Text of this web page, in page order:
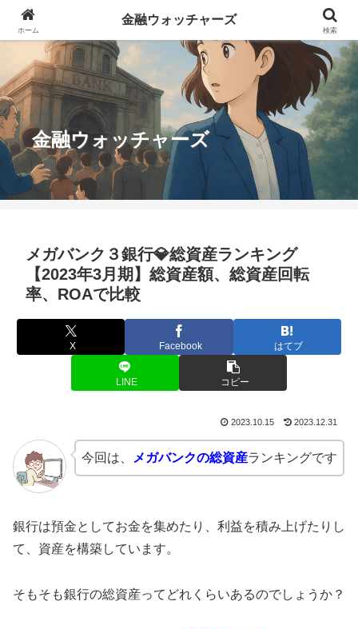
金融ウォッチャーズ
メガバンク３銀行💎総資産ランキング
【2023年3月期】総資産額、総資産回転
率、ROAで比較
X Facebook はてブ
LINE コピー
2023.10.15 2023.12.31
今回は、 メガバンクの総資産ランキングです
銀行は預金としてお金を集めたり、利益を積み上げたりし
て、資産を構築しています。
そもそも銀行の総資産ってどれくらいあるのでしょうか？
ホーム
金融ウォッチャーズ
検索